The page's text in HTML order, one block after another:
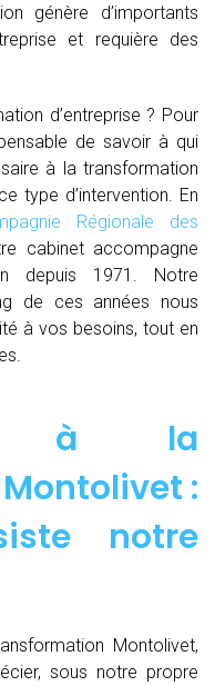
génère d’importants
et requière des
d’entreprise ? Pour
de savoir à qui
à la transformation
type d’intervention. En
Régionale des
cabinet accompagne
depuis 1971. Notre
de ces années nous
à vos besoins, tout en
à la
:
notre
Montolivet,
sous notre propre